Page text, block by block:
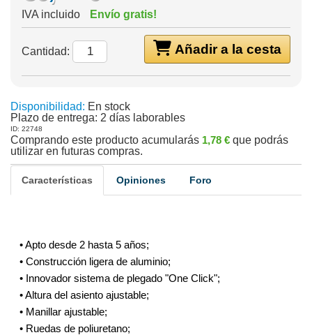
IVA incluido Envío gratis!
Añadir a la cesta
Cantidad:
Disponibilidad: En stock
Plazo de entrega: 2 días laborables
ID: 22748
Comprando este producto acumularás 1,78 € que podrás
utilizar en futuras compras.
Características Opiniones Foro
• Apto desde 2 hasta 5 años;
• Construcción ligera de aluminio;
• Innovador sistema de plegado "One Click";
• Altura del asiento ajustable;
• Manillar ajustable;
• Ruedas de poliuretano;